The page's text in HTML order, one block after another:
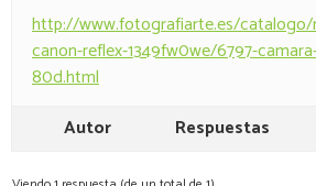
http://www.fotografiarte.es/catalogo/
canon-reflex-1349fw0we/6797-
80d.html
Autor
Respuestas